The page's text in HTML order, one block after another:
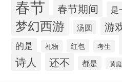
春节 春节期间 是
梦幻西游 汤圆 游
的是 礼物 红包 考生
诗人 还不 都是 黄